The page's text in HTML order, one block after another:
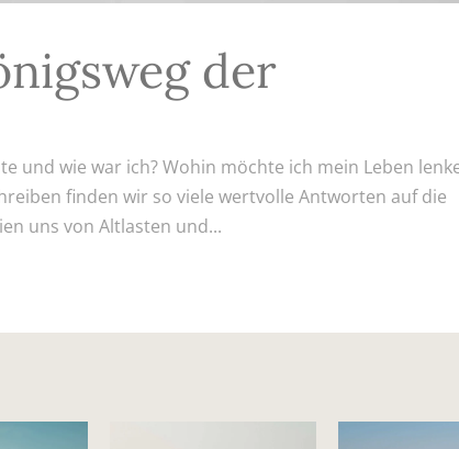
der
und wie war ich? Wohin möchte ich mein Leben
finden wir so viele wertvolle Antworten auf die
uns von Altlasten und...